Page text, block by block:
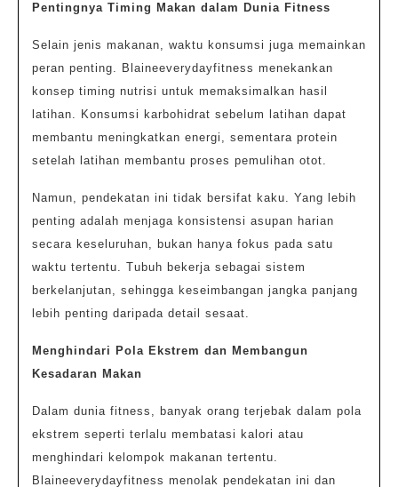
Pentingnya Timing Makan dalam Dunia Fitness
Selain jenis makanan, waktu konsumsi juga memainkan
peran penting. Blaineeverydayfitness menekankan
konsep timing nutrisi untuk memaksimalkan hasil
latihan. Konsumsi karbohidrat sebelum latihan dapat
membantu meningkatkan energi, sementara protein
setelah latihan membantu proses pemulihan otot.
Namun, pendekatan ini tidak bersifat kaku. Yang lebih
penting adalah menjaga konsistensi asupan harian
secara keseluruhan, bukan hanya fokus pada satu
waktu tertentu. Tubuh bekerja sebagai sistem
berkelanjutan, sehingga keseimbangan jangka panjang
lebih penting daripada detail sesaat.
Menghindari Pola Ekstrem dan Membangun
Kesadaran Makan
Dalam dunia fitness, banyak orang terjebak dalam pola
ekstrem seperti terlalu membatasi kalori atau
menghindari kelompok makanan tertentu.
Blaineeverydayfitness menolak pendekatan ini dan